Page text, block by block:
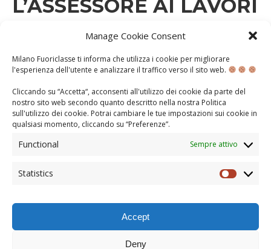
Manage Cookie Consent
Milano Fuoriclasse ti informa che utilizza i cookie per migliorare
l'esperienza dell'utente e analizzare il traffico verso il sito web.
Cliccando su “Accetta“, acconsenti all'utilizzo dei cookie da parte del
nostro sito web secondo quanto descritto nella nostra Politica
sull'utilizzo dei cookie. Potrai cambiare le tue impostazioni sui cookie in
qualsiasi momento, cliccando su “Preferenze”.
Functional Sempre attivo
Statistics
Accept
Deny
L’ASSESSORE AI LAVORI
PUBBLICI
LUNEDÌ 4 MAGGIO 2015
Oggi i nostri Fuoriclasse della scuola Beltrami hanno
incontrato l’Assessore ai lavori pubblici, Carmela Rozza,
che li ha convocati per ringraziarli di una segnalazione
che denunciava la presenza di graffiti vandalici nella
coinvolti in ulteriori attività di tutela del …